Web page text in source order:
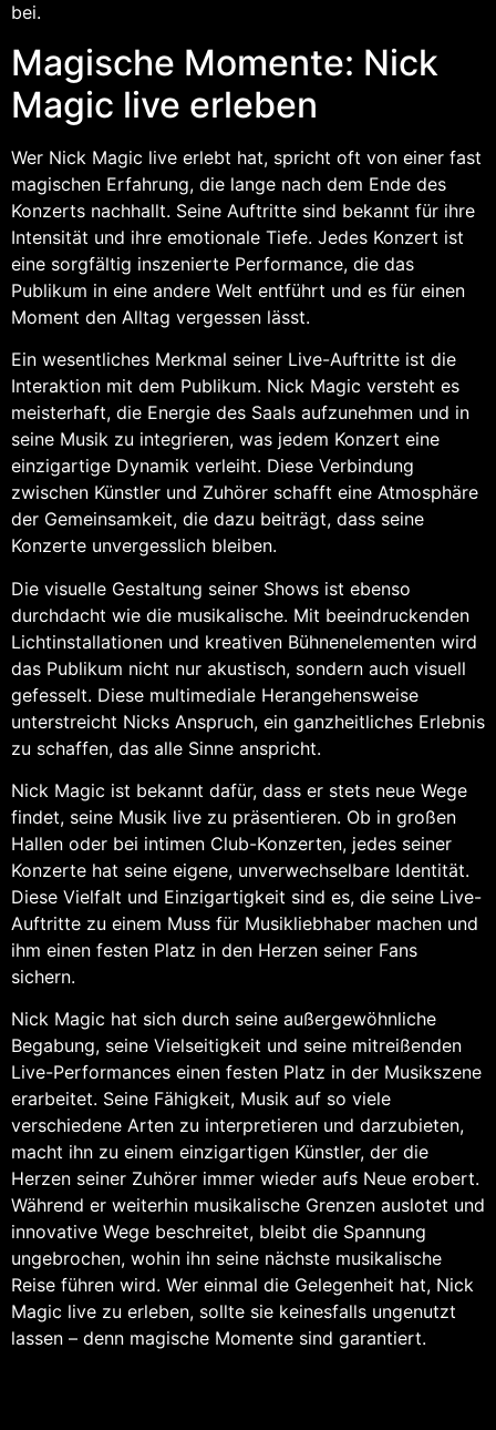
bei.
Magische Momente: Nick
Magic live erleben
Wer Nick Magic live erlebt hat, spricht oft von einer fast
magischen Erfahrung, die lange nach dem Ende des
Konzerts nachhallt. Seine Auftritte sind bekannt für ihre
Intensität und ihre emotionale Tiefe. Jedes Konzert ist
eine sorgfältig inszenierte Performance, die das
Publikum in eine andere Welt entführt und es für einen
Moment den Alltag vergessen lässt.
Ein wesentliches Merkmal seiner Live-Auftritte ist die
Interaktion mit dem Publikum. Nick Magic versteht es
meisterhaft, die Energie des Saals aufzunehmen und in
seine Musik zu integrieren, was jedem Konzert eine
einzigartige Dynamik verleiht. Diese Verbindung
zwischen Künstler und Zuhörer schafft eine Atmosphäre
der Gemeinsamkeit, die dazu beiträgt, dass seine
Konzerte unvergesslich bleiben.
Die visuelle Gestaltung seiner Shows ist ebenso
durchdacht wie die musikalische. Mit beeindruckenden
Lichtinstallationen und kreativen Bühnenelementen wird
das Publikum nicht nur akustisch, sondern auch visuell
gefesselt. Diese multimediale Herangehensweise
unterstreicht Nicks Anspruch, ein ganzheitliches Erlebnis
zu schaffen, das alle Sinne anspricht.
Nick Magic ist bekannt dafür, dass er stets neue Wege
findet, seine Musik live zu präsentieren. Ob in großen
Hallen oder bei intimen Club-Konzerten, jedes seiner
Konzerte hat seine eigene, unverwechselbare Identität.
Diese Vielfalt und Einzigartigkeit sind es, die seine Live-
Auftritte zu einem Muss für Musikliebhaber machen und
ihm einen festen Platz in den Herzen seiner Fans
sichern.
Nick Magic hat sich durch seine außergewöhnliche
Begabung, seine Vielseitigkeit und seine mitreißenden
Live-Performances einen festen Platz in der Musikszene
erarbeitet. Seine Fähigkeit, Musik auf so viele
verschiedene Arten zu interpretieren und darzubieten,
macht ihn zu einem einzigartigen Künstler, der die
Herzen seiner Zuhörer immer wieder aufs Neue erobert.
Während er weiterhin musikalische Grenzen auslotet und
innovative Wege beschreitet, bleibt die Spannung
ungebrochen, wohin ihn seine nächste musikalische
Reise führen wird. Wer einmal die Gelegenheit hat, Nick
Magic live zu erleben, sollte sie keinesfalls ungenutzt
lassen – denn magische Momente sind garantiert.